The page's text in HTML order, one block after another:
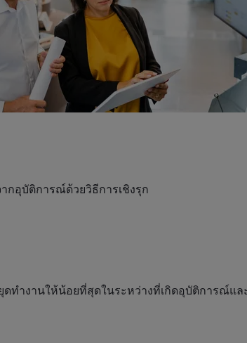
กอุบัติการณ์ด้วยวิธีการเชิงรุก
ดทำงานให้น้อยที่สุดในระหว่างที่เกิดอุบัติการณ์แล